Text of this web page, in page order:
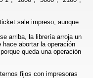
sale impreso, aunque
arriba, la librería arroja un
abortar la operación
queda una operación
fijos con impresoras